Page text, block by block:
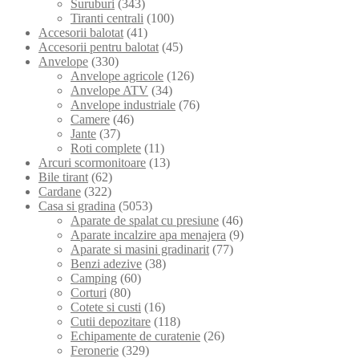
Suruburi (343)
Tiranti centrali (100)
Accesorii balotat (41)
Accesorii pentru balotat (45)
Anvelope (330)
Anvelope agricole (126)
Anvelope ATV (34)
Anvelope industriale (76)
Camere (46)
Jante (37)
Roti complete (11)
Arcuri scormonitoare (13)
Bile tirant (62)
Cardane (322)
Casa si gradina (5053)
Aparate de spalat cu presiune (46)
Aparate incalzire apa menajera (9)
Aparate si masini gradinarit (77)
Benzi adezive (38)
Camping (60)
Corturi (80)
Cotete si custi (16)
Cutii depozitare (118)
Echipamente de curatenie (26)
Feronerie (329)